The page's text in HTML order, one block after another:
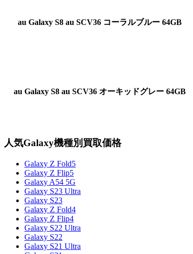
au Galaxy S8 au SCV36 コーラルブルー 64GB
au Galaxy S8 au SCV36 オーキッドグレー 64GB
人気Galaxy機種別買取価格
Galaxy Z Fold5
Galaxy Z Flip5
Galaxy A54 5G
Galaxy S23 Ultra
Galaxy S23
Galaxy Z Fold4
Galaxy Z Flip4
Galaxy S22 Ultra
Galaxy S22
Galaxy S21 Ultra